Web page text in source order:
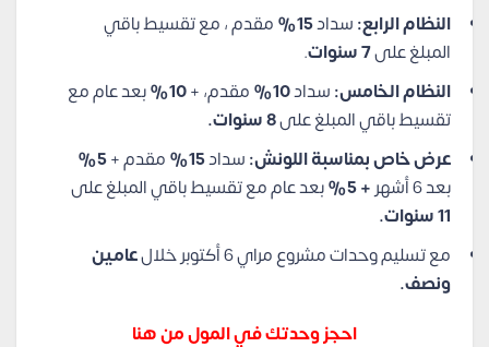
النظام الرابع:سداد15%
مقدم ، مع تقسيط باقي
المبلغ على7 سنوات
.
النظام الخامس:سداد10% مقدم، +10%
بعد عام مع
تقسيط باقي المبلغ على
عرض خاص بمناسبة اللونش:سداد15% مقدم +5%
بعد 6 أشهر
+ 5%
بعد عام مع تقسيط باقي المبلغ على
11 سنوات.
مع تسليم وحدات مشروع مراي 6 أكتوبر خلال
عامين
ونصف.
احجز وحدتك في المول من هنا